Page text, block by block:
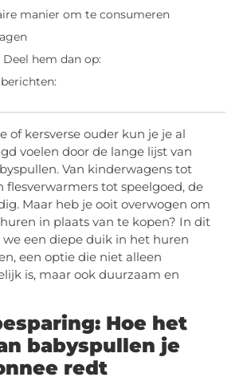
manier om te consumeren
hem dan op:
of kersverse ouder kun je je al
voelen door de lange lijst van
Van kinderwagens tot
flesverwarmers tot speelgoed, de
Maar heb je ooit overwogen om
in plaats van te kopen? In dit
een diepe duik in het huren
een optie die niet alleen
is, maar ook duurzaam en
Hoe het
babyspullen je
redt